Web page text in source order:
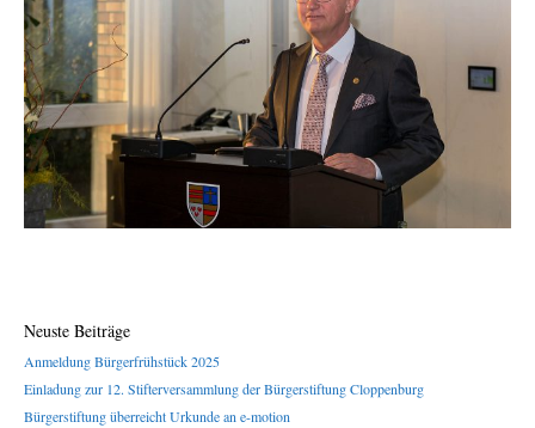
Neuste Beiträge
Anmeldung Bürgerfrühstück 2025
Einladung zur 12. Stifterversammlung der Bürgerstiftung Cloppenburg
Bürgerstiftung überreicht Urkunde an e-motion